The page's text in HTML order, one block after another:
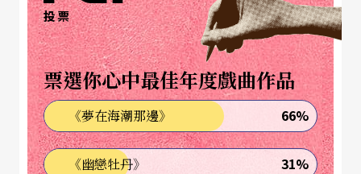
甚篤，當年文譽也一樣高亢，但死後聲名已無法並
比。韋伯可能相信，與其拿磐石經典砸自己腳盤，
不如改編二流小說成為一流戲劇。《白衣女郎》與
歌劇魅影》有不少相通元素，比如主角謎樣身
世，啟蒙者與女學生由教生愛，乃至繼承、墳墓、
詭計，當然還有不可或缺的三角戀愛，魅影幢幢的
投票
票選你心中最佳年度戲曲作品
《夢在海潮那邊》 66%
《幽戀牡丹》 31%